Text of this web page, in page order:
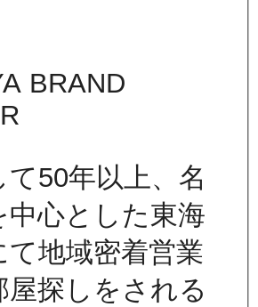
て50年以上、名
中心とした東海
て地域密着営業
屋探しをされる